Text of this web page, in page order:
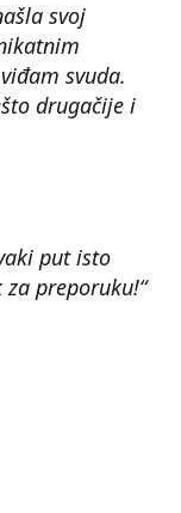
svoj
svuda.
drugačije i
put isto
preporuku!“